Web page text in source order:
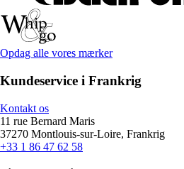
Opdag alle vores mærker
Kundeservice i Frankrig
Kontakt os
11 rue Bernard Maris
37270 Montlouis-sur-Loire, Frankrig
+33 1 86 47 62 58